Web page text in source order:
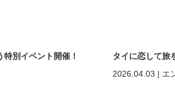
別イベント開催！
タイに恋して旅
2026.04.03 | エ